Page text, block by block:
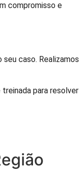
compromisso e
caso. Realizamos
para resolver